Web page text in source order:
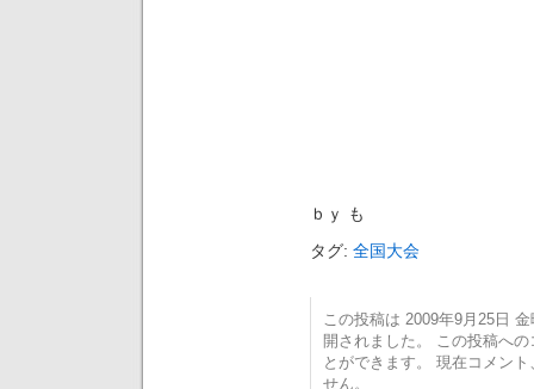
ｂｙ も
タグ: 全国大会
この投稿は 2009年9月25日
開されました。 この投稿へ
とができます。 現在コメン
せん。